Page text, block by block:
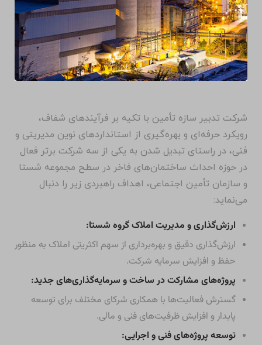
شرکت تدبیر سازه تأمین با تکیه بر فرآیندهای شفاف،
رویکرد حرفه‌ای و بهره‌گیری از استانداردهای نوین مدیریتی و
فنی، در راستای تبدیل شدن به یکی از سه شرکت برتر فعال
در حوزه احداث ساختمان‌های فاخر در سطح مجموعه شستا
و سازمان تأمین اجتماعی، اهداف راهبردی زیر را دنبال
می‌نماید:
ارزش‌گذاری و مدیریت املاک گروه شستا:
ارزش‌گذاری دقیق و بهره‌برداری از سهم اکثریتی املاک به منظور
حفظ و افزایش سرمایه شرکت.
پروژه‌های مشارکت در ساخت و سرمایه‌گذاری‌های جدید:
گسترش فعالیت‌ها با همکاری شرکای مختلف برای توسعه
پایدار و افزایش ظرفیت‌های فنی و مالی.
توسعه پروژه‌های فنی و اجرایی: